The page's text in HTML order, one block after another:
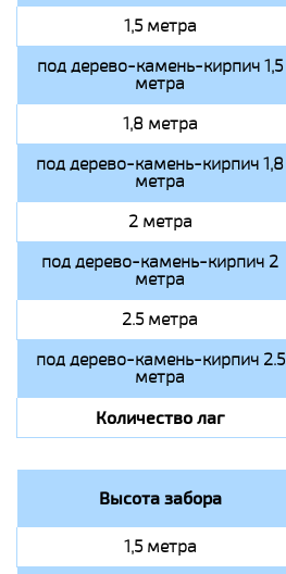
1,5 метра
под дерево-камень-кирпич 1,5
метра
1,8 метра
под дерево-камень-кирпич 1,8
метра
2 метра
под дерево-камень-кирпич 2
метра
2.5 метра
под дерево-камень-кирпич 2.5
метра
Количество лаг
Высота забора
1,5 метра